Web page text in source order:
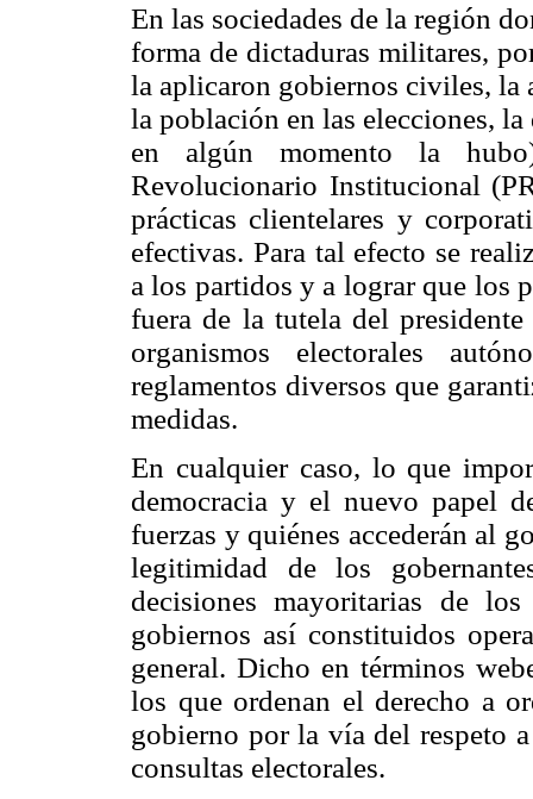
En las sociedades de la región
forma de dictaduras militares,
la aplicaron gobiernos civiles, la
la población en las elecciones,
en algún momento la
Revolucionario Institucional
prácticas clientelares y
efectivas. Para tal efecto se
a los partidos y a lograr que los
fuera de la tutela del
organismos electorales
reglamentos diversos que
medidas.
En cualquier caso, lo que
democracia y el nuevo papel
fuerzas y quiénes accederán al
legitimidad de los
decisiones mayoritarias de
gobiernos así constituidos
general. Dicho en términos
los que ordenan el derecho a
gobierno por la vía del respeto
consultas electorales.